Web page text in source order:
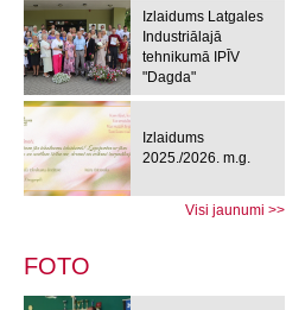
Izlaidums Latgales
Industriālajā
tehnikumā IPĪV
"Dagda"
Izlaidums
2025./2026. m.g.
Visi jaunumi >>
FOTO